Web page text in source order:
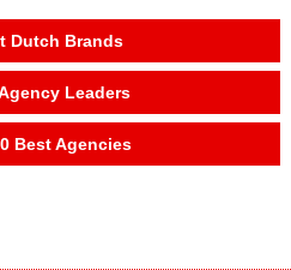
Dutch Brands
Leaders
Best Agencies